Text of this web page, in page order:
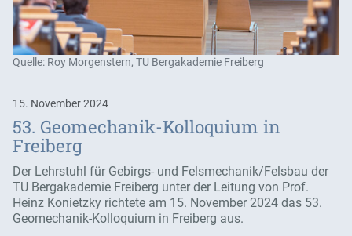
Quelle: Roy Morgenstern, TU Bergakademie Freiberg
15. November 2024
53. Geomechanik-Kolloquium in
Freiberg
Der Lehrstuhl für Gebirgs- und Felsmechanik/Felsbau der
TU Bergakademie Freiberg unter der Leitung von Prof.
Heinz Konietzky richtete am 15. November 2024 das 53.
Geomechanik-Kolloquium in Freiberg aus.